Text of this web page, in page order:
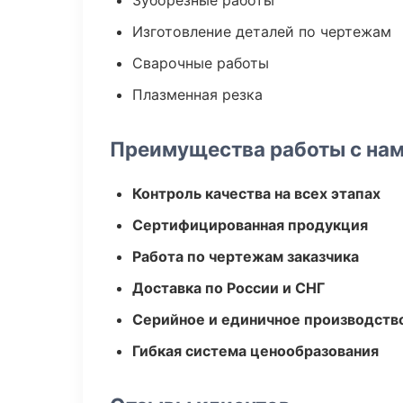
Изготовление деталей по чертежам
Сварочные работы
Плазменная резка
Преимущества работы с
Контроль качества на всех этапах
Сертифицированная продукция
Работа по чертежам заказчика
Доставка по России и СНГ
Серийное и единичное
Гибкая система ценообразования